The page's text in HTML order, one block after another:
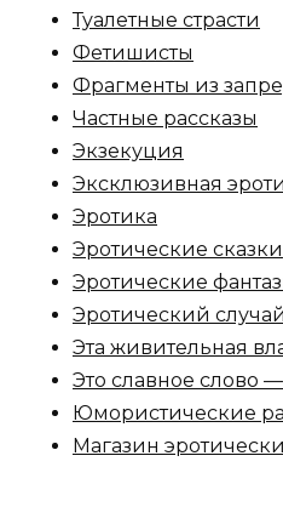
Туалетные страсти
Фетишисты
Фрагменты из
Частные рассказы
Экзекуция
Эксклюзивная
Эротика
Эротические сказки
Эротические
Эротический случай
Эта живительная
Это славное слово
Юмористические
Магазин